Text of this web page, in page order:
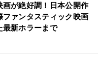
画が絶好調！日本公開作
ファンタスティック映画
最新ホラーまで